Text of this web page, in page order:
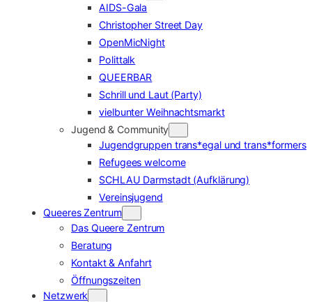
AIDS-Gala
Christopher Street Day
OpenMicNight
Polittalk
QUEERBAR
Schrill und Laut (Party)
vielbunter Weihnachtsmarkt
Jugend & Community
Jugendgruppen trans*egal und trans*formers
Refugees welcome
SCHLAU Darmstadt (Aufklärung)
Vereinsjugend
Queeres Zentrum
Das Queere Zentrum
Beratung
Kontakt & Anfahrt
Öffnungszeiten
Netzwerk